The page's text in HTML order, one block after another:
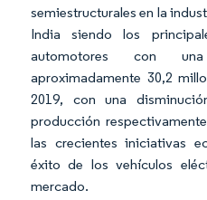
semiestructurales en la
India siendo los
automotores con
aproximadamente 30,2
2019, con una
producción
las crecientes iniciativas
éxito de los vehículos
mercado.